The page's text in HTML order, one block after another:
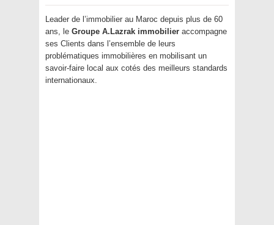
Leader de l’immobilier au Maroc depuis plus de 60
ans, le Groupe A.Lazrak immobilier accompagne
ses Clients dans l’ensemble de leurs
problématiques immobilières en mobilisant un
savoir-faire local aux cotés des meilleurs standards
internationaux.